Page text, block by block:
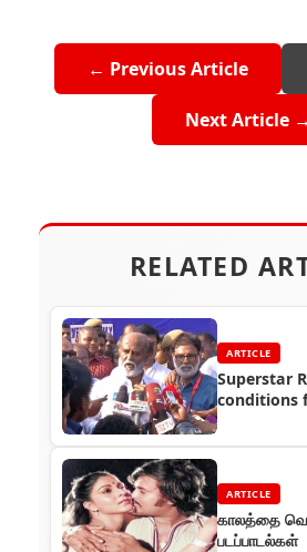
← Previous Article
Next Article →
RELATED
ARTICLE
Superstar
conditions
ARTICLE
காலத்தை
படப்பாடல்கள்